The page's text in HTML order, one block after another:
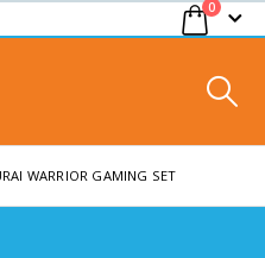
0
WARRIOR GAMING SET